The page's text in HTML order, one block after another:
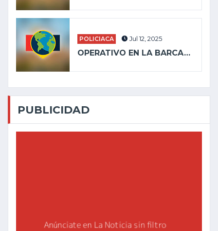
POLICIACA Jul 12, 2025
OPERATIVO EN LA BARCA…
PUBLICIDAD